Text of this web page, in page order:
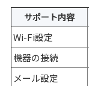
サポート内容
Wi-Fi設定
機器の接続
メール設定